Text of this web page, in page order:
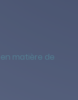
matière de